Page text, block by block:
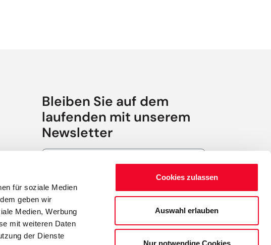
für soziale Medien
geben wir
Medien, Werbung
mit weiteren Daten
der Dienste
Cookies zulassen
Auswahl erlauben
Nur notwendige Cookies
Bleiben Sie auf dem
laufenden mit unserem
Newsletter
Anmelden
Instagram